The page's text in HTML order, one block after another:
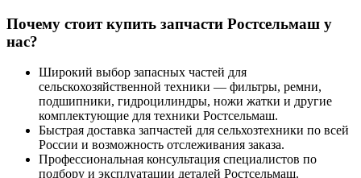
Почему стоит купить запчасти Ростсельмаш у
нас?
Широкий выбор запасных частей для
сельскохозяйственной техники — фильтры, ремни,
подшипники, гидроцилиндры, ножи жатки и другие
комплектующие для техники Ростсельмаш.
Быстрая доставка запчастей для сельхозтехники по всей
России и возможность отслеживания заказа.
Профессиональная консультация специалистов по
подбору и эксплуатации деталей Ростсельмаш.